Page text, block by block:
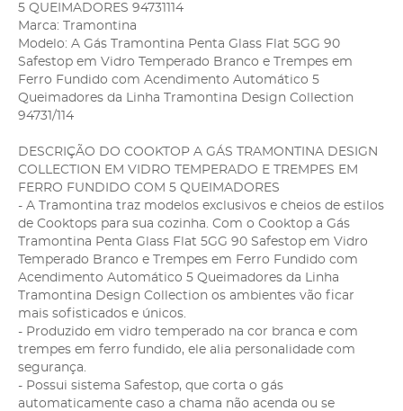
5 QUEIMADORES 94731114
Marca: Tramontina
Modelo: A Gás Tramontina Penta Glass Flat 5GG 90
Safestop em Vidro Temperado Branco e Trempes em
Ferro Fundido com Acendimento Automático 5
Queimadores da Linha Tramontina Design Collection
94731/114
DESCRIÇÃO DO COOKTOP A GÁS TRAMONTINA DESIGN
COLLECTION EM VIDRO TEMPERADO E TREMPES EM
FERRO FUNDIDO COM 5 QUEIMADORES
- A Tramontina traz modelos exclusivos e cheios de estilos
de Cooktops para sua cozinha. Com o Cooktop a Gás
Tramontina Penta Glass Flat 5GG 90 Safestop em Vidro
Temperado Branco e Trempes em Ferro Fundido com
Acendimento Automático 5 Queimadores da Linha
Tramontina Design Collection os ambientes vão ficar
mais sofisticados e únicos.
- Produzido em vidro temperado na cor branca e com
trempes em ferro fundido, ele alia personalidade com
segurança.
- Possui sistema Safestop, que corta o gás
automaticamente caso a chama não acenda ou se